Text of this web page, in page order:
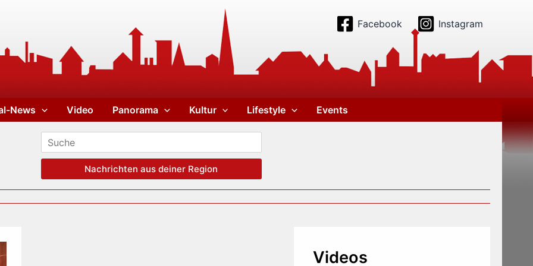
Facebook Instagram
News Video Panorama Kultur Lifestyle Events
Nachrichten aus deiner Region
Videos